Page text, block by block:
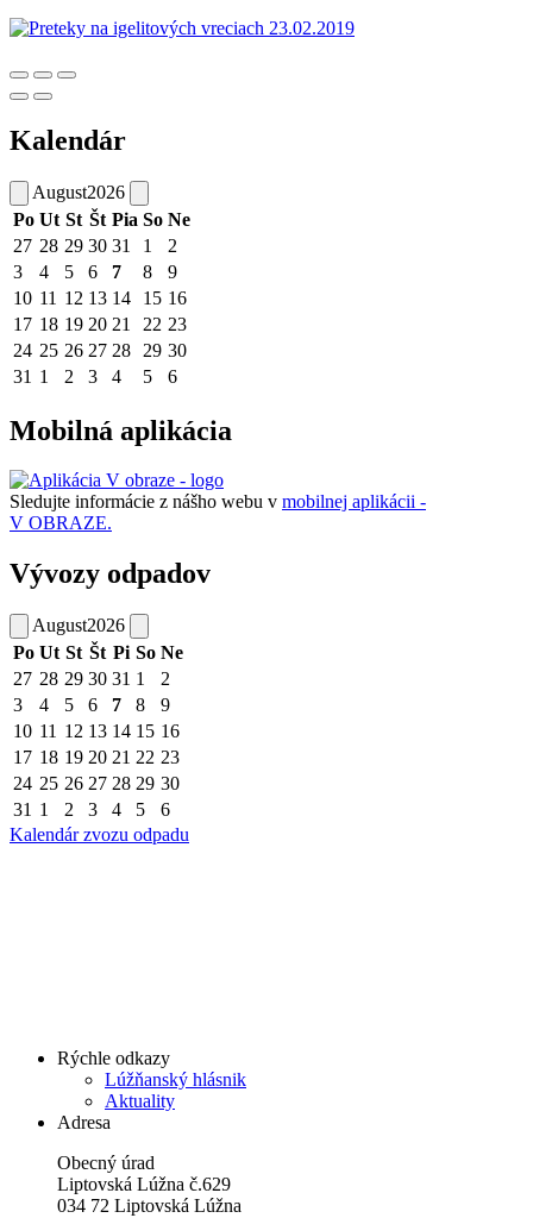
Kalendár
August2026
Po Ut St Št Pia So Ne
27 28 29 30 31 1
2
3
4 5 6 7 8
9
10 11 12 13 14 15 16
17 18 19 20 21 22 23
24 25 26 27 28 29 30
31 1 2 3 4 5 6
Mobilná aplikácia
Sledujte informácie z nášho webu v mobilnej aplikácii -
V OBRAZE.
Vývozy odpadov
August2026
Po Ut St Št Pi So Ne
27 28 29 30 31 1
2
3
4 5 6 7 8
9
10 11 12 13 14 15 16
17 18 19 20 21 22 23
24 25 26 27 28 29 30
31 1 2 3 4 5
6
Kalendár zvozu odpadu
Rýchle odkazy
Lúžňanský hlásnik
Aktuality
Adresa
Obecný úrad
Liptovská Lúžna č.629
034 72 Liptovská Lúžna